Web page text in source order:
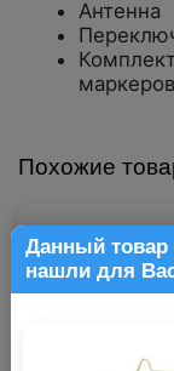
Антенна
маркеров
Данный товар
нашли для
Похожие